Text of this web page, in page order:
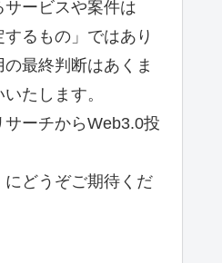
ービスや案件は
するもの」ではあり
最終判断はあくま
たします。
ーチからWeb3.0投
どうぞご期待くだ